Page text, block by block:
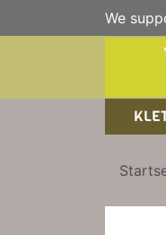
We